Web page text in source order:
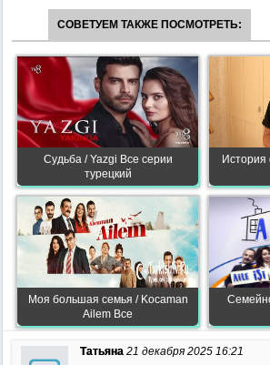
СОВЕТУЕМ ТАКЖЕ ПОСМОТРЕТЬ:
Судьба / Yazgi Все серии
турецкий
История
Моя большая семья / Kocaman
Ailem Все
Татьяна 21 декабря 2025 16:21